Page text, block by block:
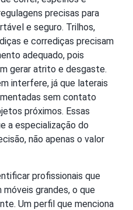
precisas para
e seguro. Trilhos,
e corrediças precisam
adequado, pois
gerar atrito e desgaste.
interfere, já que laterais
sem contato
próximos. Essas
a especialização do
não apenas o valor
profissionais que
grandes, o que
Um perfil que menciona